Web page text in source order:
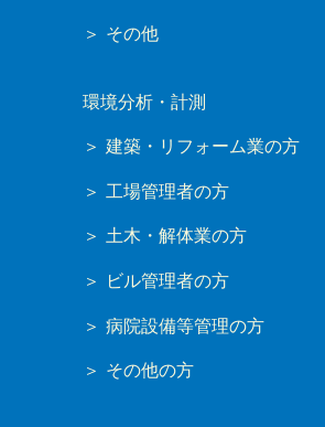
その他
環境分析・計測
建築・リフォーム業の方
工場管理者の方
土木・解体業の方
ビル管理者の方
病院設備等管理の方
その他の方